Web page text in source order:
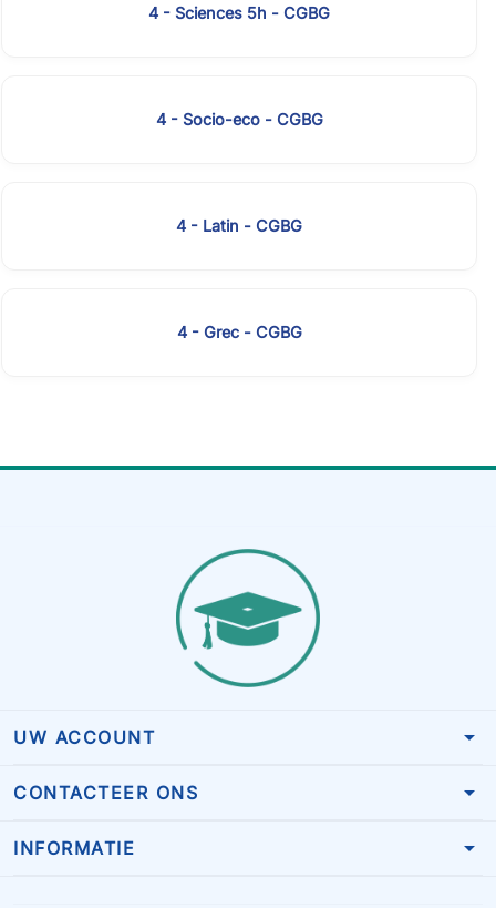
4 - Sciences 5h - CGBG
4 - Socio-eco - CGBG
4 - Latin - CGBG
4 - Grec - CGBG
UW ACCOUNT arrow_drop_down
CONTACTEER ONS arrow_drop_down
INFORMATIE arrow_drop_down